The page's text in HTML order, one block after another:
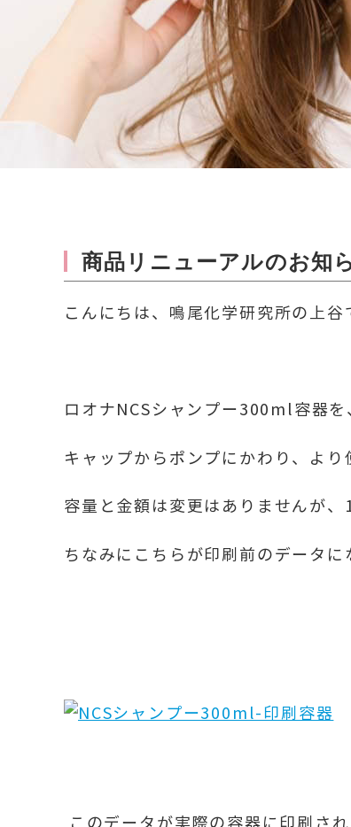
商品リニューアルのお知
こんにちは、鳴尾化学研究所の上谷
ロオナNCSシャンプー300ml容器を
キャップからポンプにかわり、より
容量と金額は変更はありませんが
ちなみにこちらが印刷前のデータに